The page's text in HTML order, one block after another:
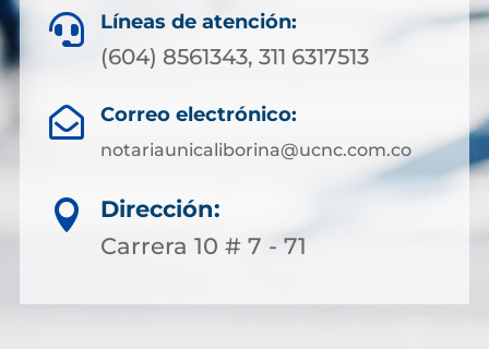
 Líneas de atención:
(604) 8561343, 311 6317513
 Correo electrónico:
notariaunicaliborina@ucnc.com.co

Dirección:
Carrera 10 # 7 - 71